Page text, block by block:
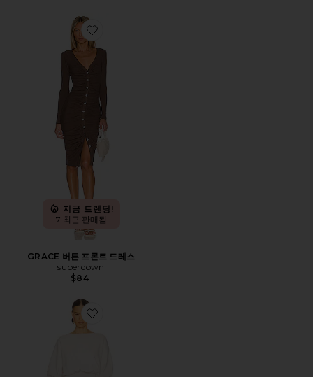
Favorite GRACE 버튼 프론트 드레스
지금 트렌딩!
7 최근 판매됨
GRACE 버튼 프론트 드레스
superdown
$84
Favorite HILDIE 원피스